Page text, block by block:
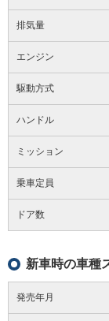
排気量
エンジン
駆動方式
ハンドル
ミッション
乗車定員
ドア数
新車時の車種
発売年月